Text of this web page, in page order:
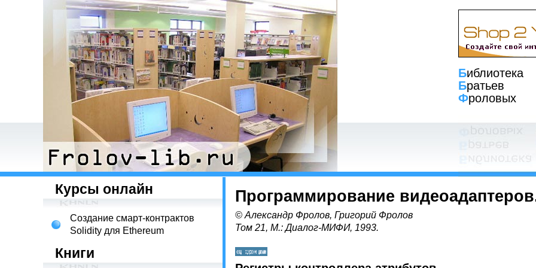
Библиотека
Братьев
Фроловых
Курсы онлайн
Создание смарт-контрактов
Solidity для Ethereum
Книги
Программирование
© Александр Фролов, Григорий Фролов
Том 21, М.: Диалог-МИФИ, 1993.